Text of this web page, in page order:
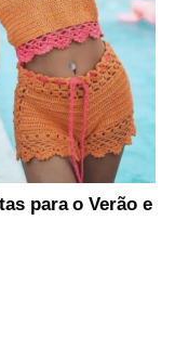
para o Verão e